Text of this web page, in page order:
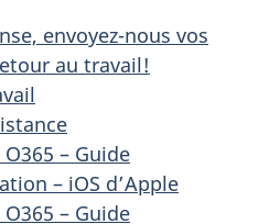
envoyez-nous vos
au travail!
– Guide
– iOS d’Apple
– Guide